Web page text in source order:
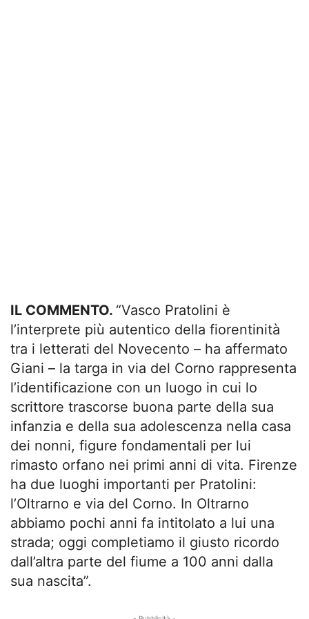
IL COMMENTO. “Vasco Pratolini è
l’interprete più autentico della fiorentinità
tra i letterati del Novecento – ha affermato
Giani – la targa in via del Corno rappresenta
l’identificazione con un luogo in cui lo
scrittore trascorse buona parte della sua
infanzia e della sua adolescenza nella casa
dei nonni, figure fondamentali per lui
rimasto orfano nei primi anni di vita. Firenze
ha due luoghi importanti per Pratolini:
l’Oltrarno e via del Corno. In Oltrarno
abbiamo pochi anni fa intitolato a lui una
strada; oggi completiamo il giusto ricordo
dall’altra parte del fiume a 100 anni dalla
sua nascita”.